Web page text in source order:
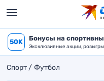
50K Бонусы на
Эксклюзивные акции,
Спорт Футбол